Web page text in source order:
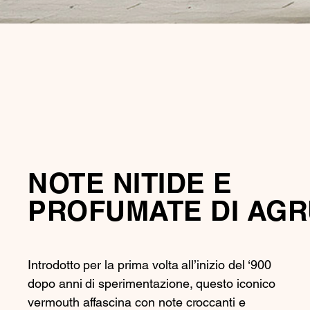
NOTE NITIDE E
PROFUMATE DI
Introdotto per la prima volta all’inizio del ‘900
dopo anni di sperimentazione, questo iconico
vermouth affascina con note croccanti e